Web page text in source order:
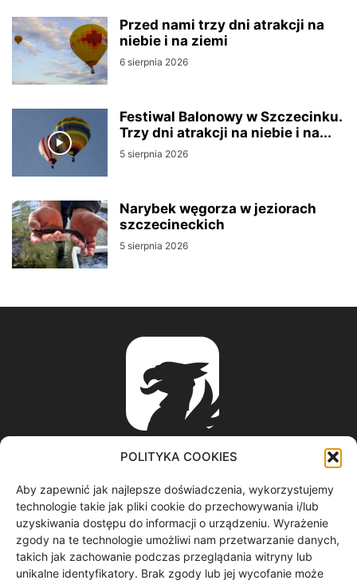
POLITYKA COOKIES
Aby zapewnić jak najlepsze doświadczenia, wykorzystujemy
technologie takie jak pliki cookie do przechowywania i/lub
uzyskiwania dostępu do informacji o urządzeniu. Wyrażenie
zgody na te technologie umożliwi nam przetwarzanie danych,
takich jak zachowanie podczas przeglądania witryny lub
unikalne identyfikatory. Brak zgody lub jej wycofanie może
Przed nami trzy dni atrakcji na
niebie i na ziemi
6 sierpnia 2026
Festiwal Balonowy w Szczecinku.
Trzy dni atrakcji na niebie i na...
5 sierpnia 2026
Narybek węgorza w jeziorach
szczecineckich
5 sierpnia 2026
ABOUT US
informacje z regionu / nagrania filmowe / produkcja video /
spoty reklamowe / materiały graficzne